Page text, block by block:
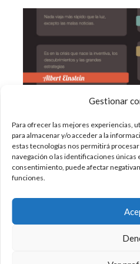
Gestionar
Para ofrecer las mejores experiencias,
para almacenar y/o acceder a la
estas tecnologías nos permitirá
navegación o las identificaciones
consentimiento, puede afectar
funciones.
Buenas de nuevo a
nueva infografía con 9
concepto de «crisis» a lo
una infografía realizada
enlazarla en vuestro blog,
codigo embebido.